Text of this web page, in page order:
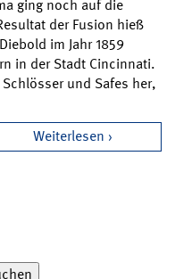
ging noch auf die
der Fusion hieß
im Jahr 1859
in der Stadt Cincinnati.
und Safes her,
Weiterlesen